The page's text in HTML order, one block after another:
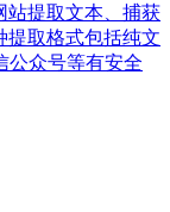
站提取文本、捕获
提取格式包括纯文
公众号等有安全